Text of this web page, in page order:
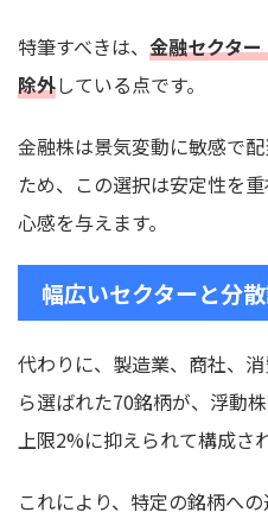
特筆すべきは、 金融セクタ
除外している点です。
金融株は景気変動に敏感で
ため、この選択は安定性を
心感を与えます。
幅広いセクターと分
代わりに、製造業、商社、
ら選ばれた70銘柄が、浮動
上限2%に抑えられて構成さ
これにより、特定の銘柄へ